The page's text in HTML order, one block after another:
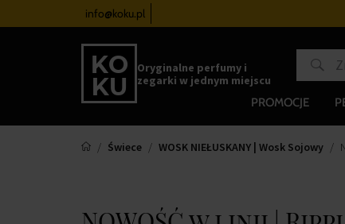
info@koku.pl
od 340 zł
Oryginalne perfumy i
zegarki w jednym miejscu
PROMOCJE
Świece WOSK NIEŁUSKANY | Wosk Sojowy